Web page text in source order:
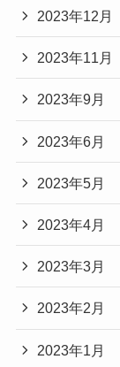
2023年12月
2023年11月
2023年9月
2023年6月
2023年5月
2023年4月
2023年3月
2023年2月
2023年1月